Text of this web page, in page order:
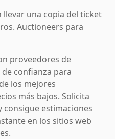
una copia del ticket
Auctioneers para
proveedores de
confianza para
los mejores
más bajos. Solicita
consigue estimaciones
en los sitios web